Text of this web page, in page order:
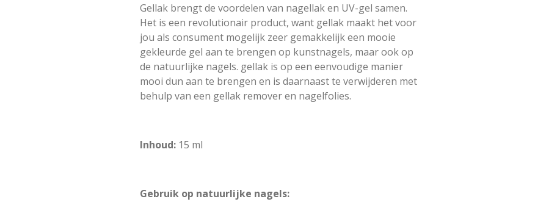
Gellak brengt de voordelen van nagellak en UV-gel samen.
Het is een revolutionair product, want gellak maakt het voor
jou als consument mogelijk zeer gemakkelijk een mooie
gekleurde gel aan te brengen op kunstnagels, maar ook op
de natuurlijke nagels. gellak is op een eenvoudige manier
mooi dun aan te brengen en is daarnaast te verwijderen met
behulp van een gellak remover en nagelfolies.
Inhoud: 15 ml
Gebruik op natuurlijke nagels: